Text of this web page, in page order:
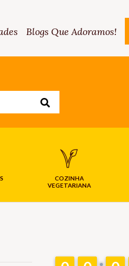
Blogs Que Adoramos!
COZINHA
VEGETARIANA